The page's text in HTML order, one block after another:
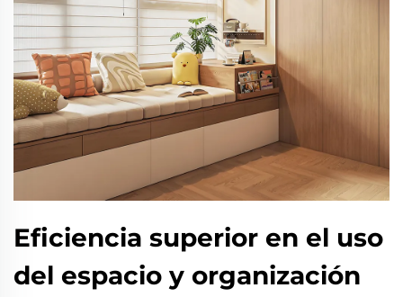
Eficiencia superior en el uso
del espacio y organización